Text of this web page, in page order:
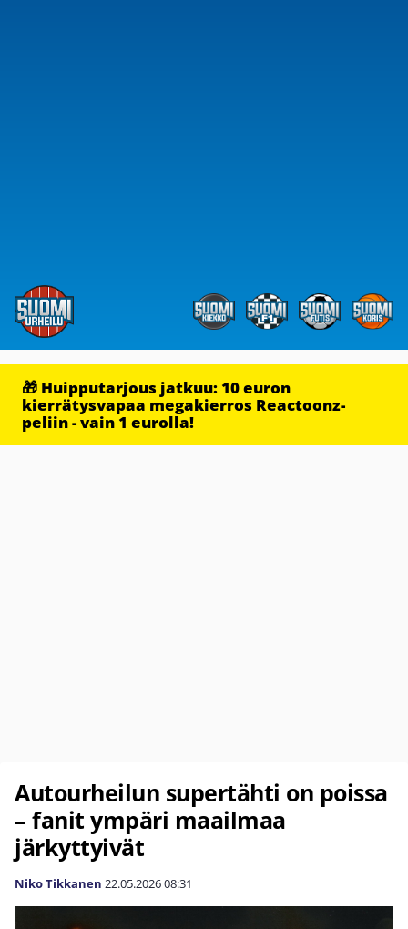
🎁 Huipputarjous jatkuu: 10 euron
kierrätysvapaa megakierros Reactoonz-
peliin - vain 1 eurolla!
Autourheilun supertähti on poissa
– fanit ympäri maailmaa
järkyttyivät
Niko Tikkanen 22.05.202608:31